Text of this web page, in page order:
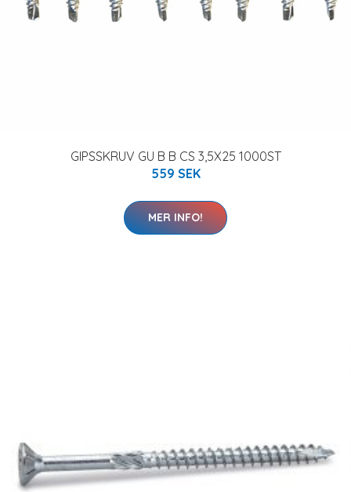
GIPSSKRUV GU B B CS 3,5X25 1000ST
559 SEK
MER INFO!